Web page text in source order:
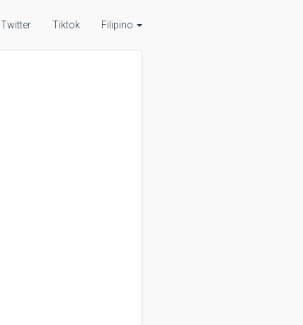
Twitter Tiktok Filipino